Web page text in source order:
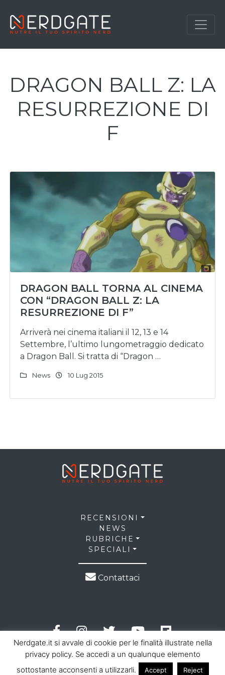
DRAGON BALL Z: LA
RESURREZIONE DI
F
DRAGON BALL TORNA AL CINEMA
CON “DRAGON BALL Z: LA
RESURREZIONE DI F”
Arriverà nei cinema italiani il 12, 13 e 14
Settembre, l’ultimo lungometraggio dedicato
a Dragon Ball. Si tratta di “Dragon …
News 10 Lug 2015
RECENSIONI
NEWS
RUBRICHE
SPECIALI
Contattaci
Nerdgate.it si avvale di cookie per le finalità illustrate nella
privacy policy. Se accedi a un qualunque elemento
sottostante acconsenti a utilizzarli.
Accept Reject